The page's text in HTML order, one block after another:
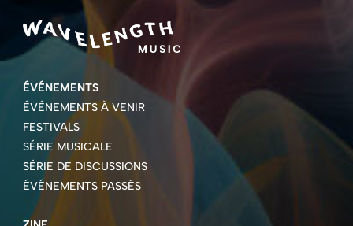
ÉVÉNEMENTS
ÉVÉNEMENTS À VENIR
FESTIVALS
SÉRIE MUSICALE
SÉRIE DE DISCUSSIONS
ÉVÉNEMENTS PASSÉS